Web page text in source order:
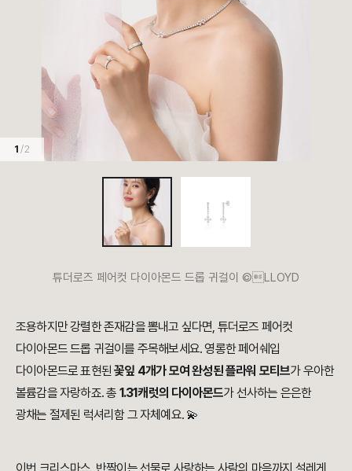
1 / 2
튜더로즈 페어컷 다이아몬드 드롭 귀걸이 ©LLOYD
조용하지만 강렬한 존재감을 뽐내고 싶다면, 튜더로즈 페어컷
다이아몬드 드롭 귀걸이를 주목해보세요. 영롱한 페어쉐입
다이아몬드로 표현된꽃잎 4개가 모여 완성된 플라워 모티브가 우아한
볼륨감을 자랑하죠. 총 1.31캐럿의 다이아몬드가 선사하는 은은한
광채는 절제된 럭셔리함 그 자체예요. 💫
이번 크리스마스, 반짝이는 선물로 사랑하는 사람의 마음까지 설레게